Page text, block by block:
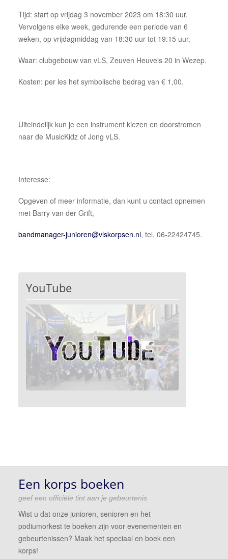
Tijd: start op vrijdag 3 november 2023 om 18:30 uur.
Vervolgens elke week, gedurende een periode van 6
weken, op vrijdagmiddag van 18:30 uur tot 19:15 uur.
Waar: clubgebouw van vLS, Zeuven Heuvels 20 in Wezep.
Kosten: per les het symbolische bedrag van € 1,00.
Uiteindelijk kun je een instrument kiezen en doorstromen
naar de MusicKidz of Jong vLS.
Interesse:
Opgeven of meer informatie, dan kunt u contact opnemen
met Barry van der Grift,
, tel. 06-22424745.
YouTube
Een korps boeken
geef een officiële tint aan je gebeurtenis
Wist u dat onze junioren, senioren en het
podiumorkest te boeken zijn voor evenementen en
gebeurtenissen? Maak het speciaal en boek een
korps!